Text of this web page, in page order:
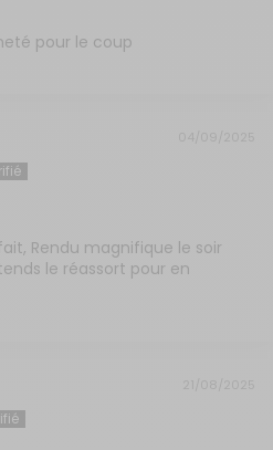
pour le coup
Rendu magnifique le soir
le réassort pour en